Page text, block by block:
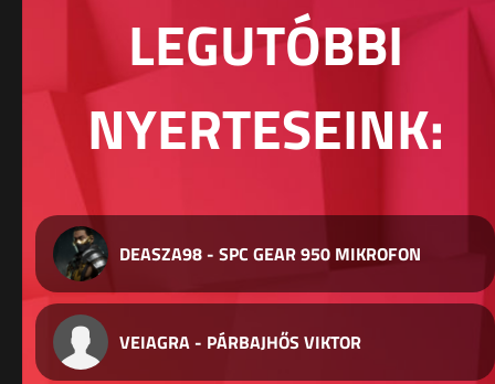
LEGUTÓBBI
NYERTESEINK:
DEASZA98 - SPC GEAR 950 MIKROFON
VEIAGRA - PÁRBAJHŐS VIKTOR